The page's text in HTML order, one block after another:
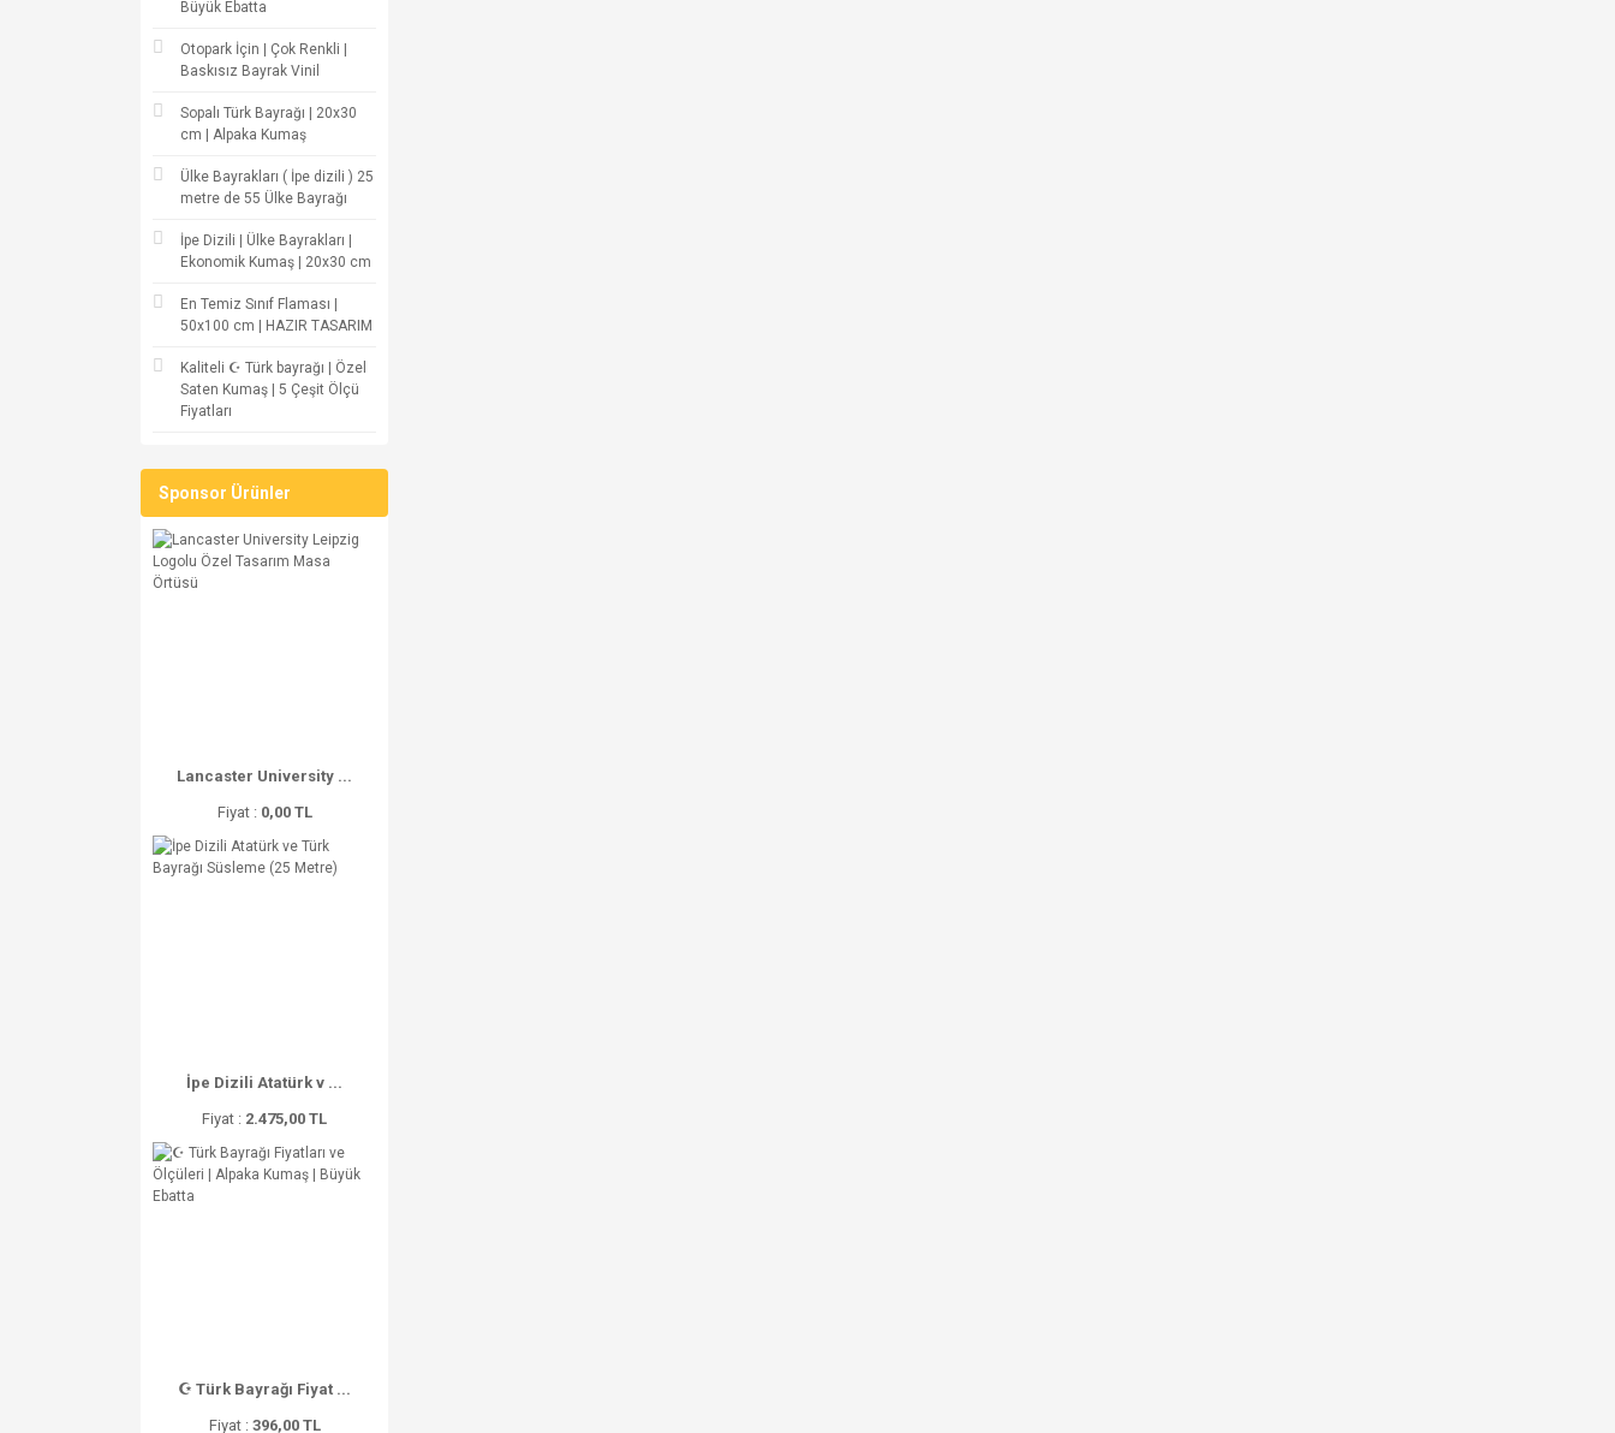
Büyük Ebatta
Otopark İçin | Çok Renkli |
Baskısız Bayrak Vinil
Sopalı Türk Bayrağı | 20x30
cm | Alpaka Kumaş
Ülke Bayrakları ( İpe dizili ) 25
metre de 55 Ülke Bayrağı
İpe Dizili | Ülke Bayrakları |
Ekonomik Kumaş | 20x30 cm
En Temiz Sınıf Flaması |
50x100 cm | HAZIR TASARIM
Kaliteli ☪ Türk bayrağı | Özel
Saten Kumaş | 5 Çeşit Ölçü
Fiyatları
Sponsor Ürünler
Lancaster University ...
Fiyat : 0,00 TL
İpe Dizili Atatürk v ...
Fiyat : 2.475,00 TL
☪ Türk Bayrağı Fiyat ...
Fiyat : 396,00 TL